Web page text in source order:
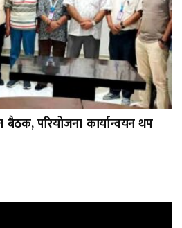
बैठक, परियोजना कार्यान्वयन थप